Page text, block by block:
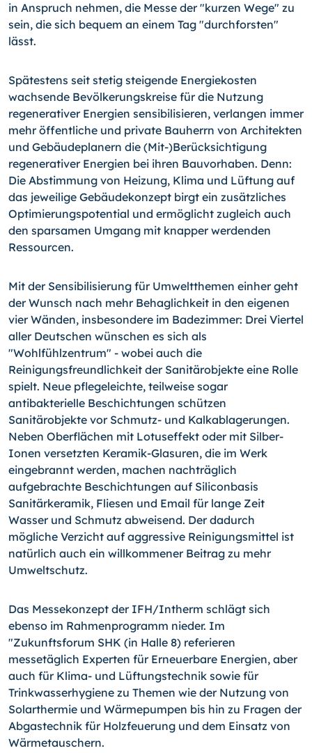
in Anspruch nehmen, die Messe der "kurzen Wege" zu
sein, die sich bequem an einem Tag "durchforsten"
lässt.
Spätestens seit stetig steigende Energiekosten
wachsende Bevölkerungskreise für die Nutzung
regenerativer Energien sensibilisieren, verlangen immer
mehr öffentliche und private Bauherrn von Architekten
und Gebäudeplanern die (Mit-)Berücksichtigung
regenerativer Energien bei ihren Bauvorhaben. Denn:
Die Abstimmung von Heizung, Klima und Lüftung auf
das jeweilige Gebäudekonzept birgt ein zusätzliches
Optimierungspotential und ermöglicht zugleich auch
den sparsamen Umgang mit knapper werdenden
Ressourcen.
Mit der Sensibilisierung für Umweltthemen einher geht
der Wunsch nach mehr Behaglichkeit in den eigenen
vier Wänden, insbesondere im Badezimmer: Drei Viertel
aller Deutschen wünschen es sich als
"Wohlfühlzentrum" - wobei auch die
Reinigungsfreundlichkeit der Sanitärobjekte eine Rolle
spielt. Neue pflegeleichte, teilweise sogar
antibakterielle Beschichtungen schützen
Sanitärobjekte vor Schmutz- und Kalkablagerungen.
Neben Oberflächen mit Lotuseffekt oder mit Silber-
Ionen versetzten Keramik-Glasuren, die im Werk
eingebrannt werden, machen nachträglich
aufgebrachte Beschichtungen auf Siliconbasis
Sanitärkeramik, Fliesen und Email für lange Zeit
Wasser und Schmutz abweisend. Der dadurch
mögliche Verzicht auf aggressive Reinigungsmittel ist
natürlich auch ein willkommener Beitrag zu mehr
Umweltschutz.
Das Messekonzept der IFH/Intherm schlägt sich
ebenso im Rahmenprogramm nieder. Im
"Zukunftsforum SHK (in Halle 8) referieren
messetäglich Experten für Erneuerbare Energien, aber
auch für Klima- und Lüftungstechnik sowie für
Trinkwasserhygiene zu Themen wie der Nutzung von
Solarthermie und Wärmepumpen bis hin zu Fragen der
Abgastechnik für Holzfeuerung und dem Einsatz von
Wärmetauschern.